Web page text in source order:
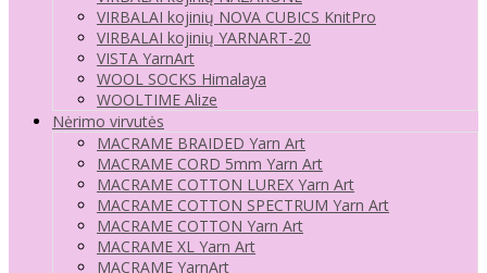
VIRBALAI kojinių NOVA CUBICS KnitPro
VIRBALAI kojinių YARNART-20
VISTA YarnArt
WOOL SOCKS Himalaya
WOOLTIME Alize
Nėrimo virvutės
MACRAME BRAIDED Yarn Art
MACRAME CORD 5mm Yarn Art
MACRAME COTTON LUREX Yarn Art
MACRAME COTTON SPECTRUM Yarn Art
MACRAME COTTON Yarn Art
MACRAME XL Yarn Art
MACRAME YarnArt